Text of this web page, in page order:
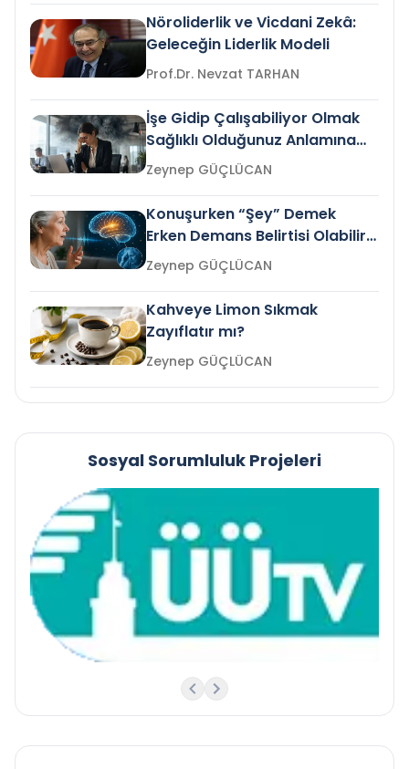
Nöroliderlik ve Vicdani Zekâ:
Geleceğin Liderlik Modeli
Prof.Dr. Nevzat TARHAN
İşe Gidip Çalışabiliyor Olmak
Sağlıklı Olduğunuz Anlamına
Gelir mi?Zeynep GÜÇLÜCAN
Konuşurken “Şey” Demek
Erken Demans Belirtisi Olabilir
mi?
Zeynep GÜÇLÜCAN
Kahveye Limon Sıkmak
Zayıflatır mı?
Zeynep GÜÇLÜCAN
Sosyal Sorumluluk Projeleri